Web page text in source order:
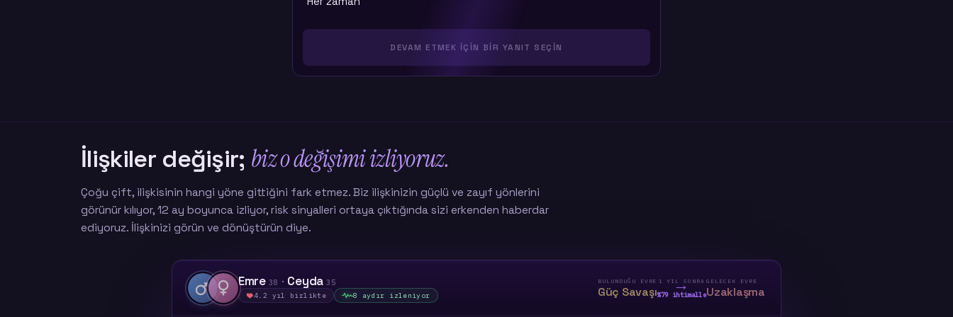
DEVAM ETMEK IÇIN BIR YANIT SEÇIN
İlişkiler değişir; biz o değişimi izliyoruz.
Çoğu çift, ilişkisinin hangi yöne gittiğini fark etmez. Biz ilişkinizin güçlü ve zayıf yönlerini
görünür kılıyor, 12 ay boyunca izliyor, risk sinyalleri ortaya çıktığında sizi erkenden haberdar
ediyoruz. İlişkinizi görün ve dönüştürün diye.
Emre 38 · Ceyda 35
4.2 yıl birlikte 8 aydır izleniyor
BULUNDUĞU EVRE
Güç Savaşı
1 YIL SONRA
%79 ihtimalle
GELECEK EVRE
Uzaklaşma